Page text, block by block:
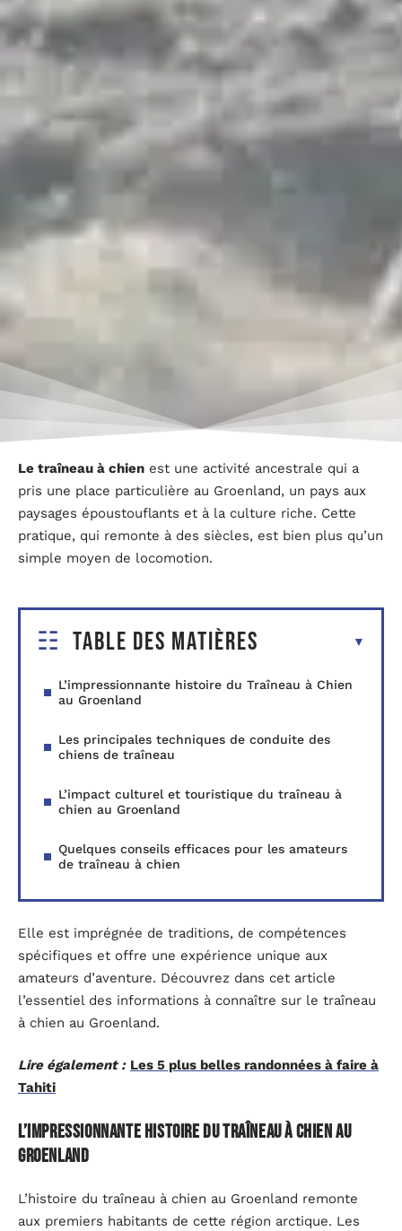
Le traîneau à chien est une activité ancestrale qui a
pris une place particulière au Groenland, un pays aux
paysages époustouflants et à la culture riche. Cette
pratique, qui remonte à des siècles, est bien plus qu’un
simple moyen de locomotion.
Table des matières
L’impressionnante histoire du Traîneau à Chien
au Groenland
Les principales techniques de conduite des
chiens de traîneau
L’impact culturel et touristique du traîneau à
chien au Groenland
Quelques conseils efficaces pour les amateurs
de traîneau à chien
Elle est imprégnée de traditions, de compétences
spécifiques et offre une expérience unique aux
amateurs d’aventure. Découvrez dans cet article
l’essentiel des informations à connaître sur le traîneau
à chien au Groenland.
Lire également : Les 5 plus belles randonnées à faire à
Tahiti
L’impressionnante histoire du Traîneau à Chien au
Groenland
L’histoire du traîneau à chien au Groenland remonte
aux premiers habitants de cette région arctique. Les